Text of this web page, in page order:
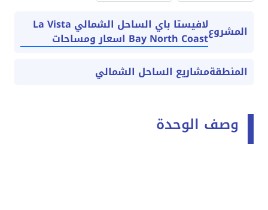
المشروع لافيستا باي الساحل الشمالي La Vista
Bay North Coast اسعار ومساحات
المنطقةمشاريع الساحل الشمالي
وصف الوحدة